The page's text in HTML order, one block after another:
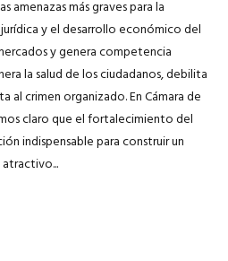
amenazas más graves para la
y el desarrollo económico del
y genera competencia
la salud de los ciudadanos, debilita
al crimen organizado. En Cámara de
claro que el fortalecimiento del
indispensable para construir un